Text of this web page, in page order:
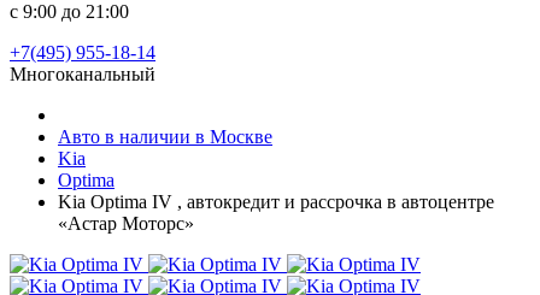
с 9:00 до 21:00
+7(495) 955-18-14
Многоканальный
Авто в наличии в Москве
Kia
Optima
Kia Optima IV , автокредит и рассрочка в автоцентре
«Астар Моторс»